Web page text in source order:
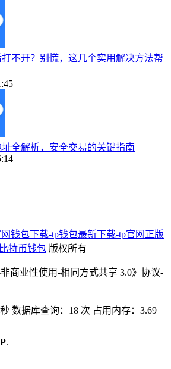
不开？别慌，这几个实用解决方法帮
全解析，安全交易的关键指南
钱包下载-tp钱包最新下载-tp官网正版
特币钱包 版权所有
商业性使用-相同方式共享 3.0》协议-
数据库查询：18 次 占用内存：3.69
.